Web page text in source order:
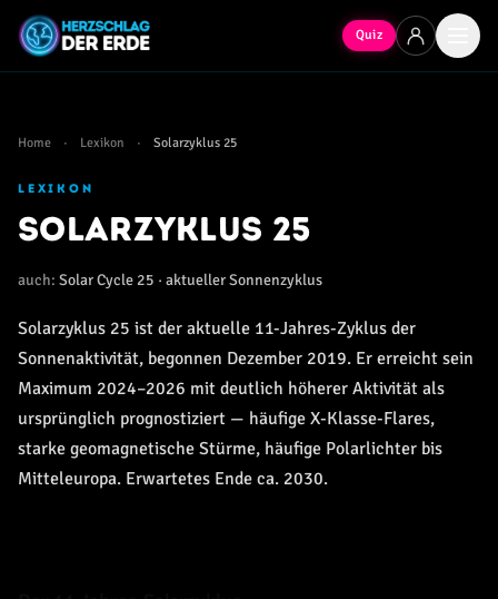
Quiz
Home · Lexikon · Solarzyklus 25
LEXIKON
Solarzyklus 25
auch: Solar Cycle 25 · aktueller Sonnenzyklus
Solarzyklus 25 ist der aktuelle 11-Jahres-Zyklus der
Sonnenaktivität, begonnen Dezember 2019. Er erreicht sein
Maximum 2024–2026 mit deutlich höherer Aktivität als
ursprünglich prognostiziert — häufige X-Klasse-Flares,
starke geomagnetische Stürme, häufige Polarlichter bis
Mitteleuropa. Erwartetes Ende ca. 2030.